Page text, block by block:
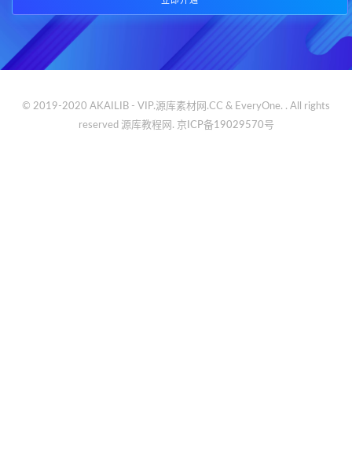
© 2019-2020 AKAILIB - VIP.源库素材网.CC & EveryOne. . All rights
reserved 源库教程网. 京ICP备19029570号